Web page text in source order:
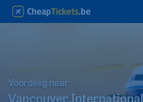
Voordelig naar